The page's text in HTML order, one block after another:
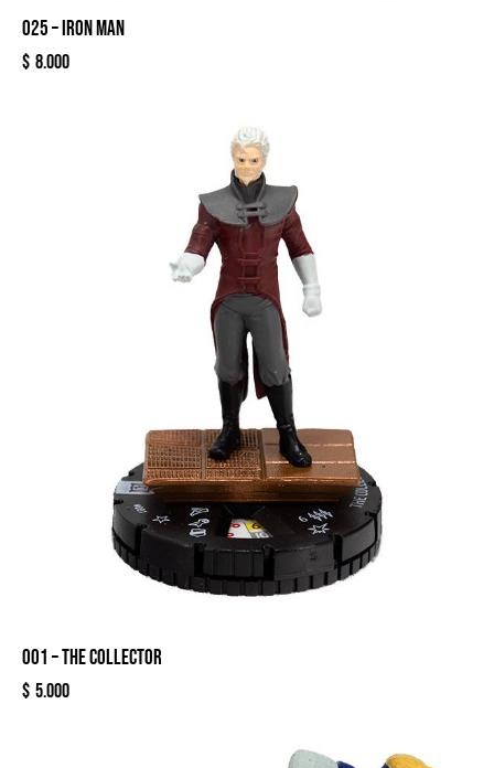
025 – IRON MAN
$ 8.000
001 – THE COLLECTOR
$ 5.000